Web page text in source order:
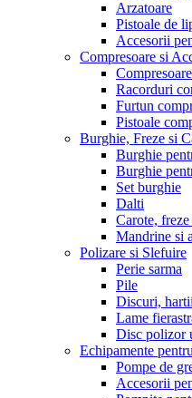
Arzatoare
Pistoale de
Accesorii
Compresoare si
Compresoare
Racorduri
Furtun
Pistoale
Burghie, Freze si
Burghie
Burghie
Set burghie
Dalti
Carote,
Mandrine si
Polizare si Slefuire
Perie sarma
Pile
Discuri,
Lame
Disc polizor
Echipamente
Pompe de
Accesorii